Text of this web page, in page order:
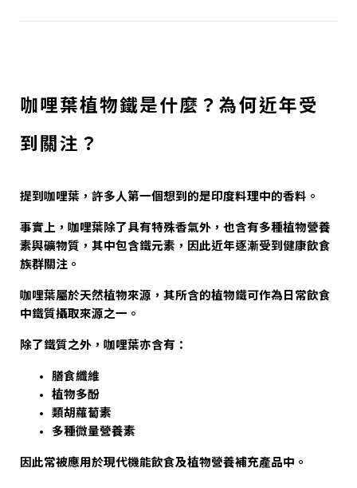
咖哩葉植物鐵是什麼？為何近年受
到關注？
提到咖哩葉，許多人第一個想到的是印度料理中的香料。
事實上，咖哩葉除了具有特殊香氣外，也含有多種植物營養
素與礦物質，其中包含鐵元素，因此近年逐漸受到健康飲食
族群關注。
咖哩葉屬於天然植物來源，其所含的植物鐵可作為日常飲食
中鐵質攝取來源之一。
除了鐵質之外，咖哩葉亦含有：
膳食纖維
植物多酚
類胡蘿蔔素
多種微量營養素
因此常被應用於現代機能飲食及植物營養補充產品中。